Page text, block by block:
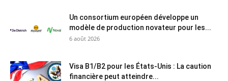
Un consortium européen développe un
modèle de production novateur pour les...
6 août 2026
Visa B1/B2 pour les États-Unis : La caution
financière peut atteindre...